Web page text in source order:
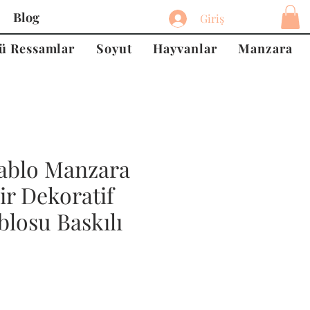
Giriş
Blog
Ressamlar Soyut Hayvanlar Manzara
Manzara
Dekoratif
Baskılı